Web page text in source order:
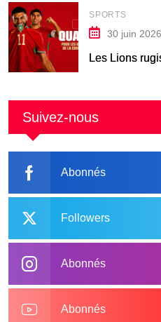
SPORTS
30 juin 2026
Les Lions
Suivez-nous
Abonnés
Followers
Abonnés
Abonnés